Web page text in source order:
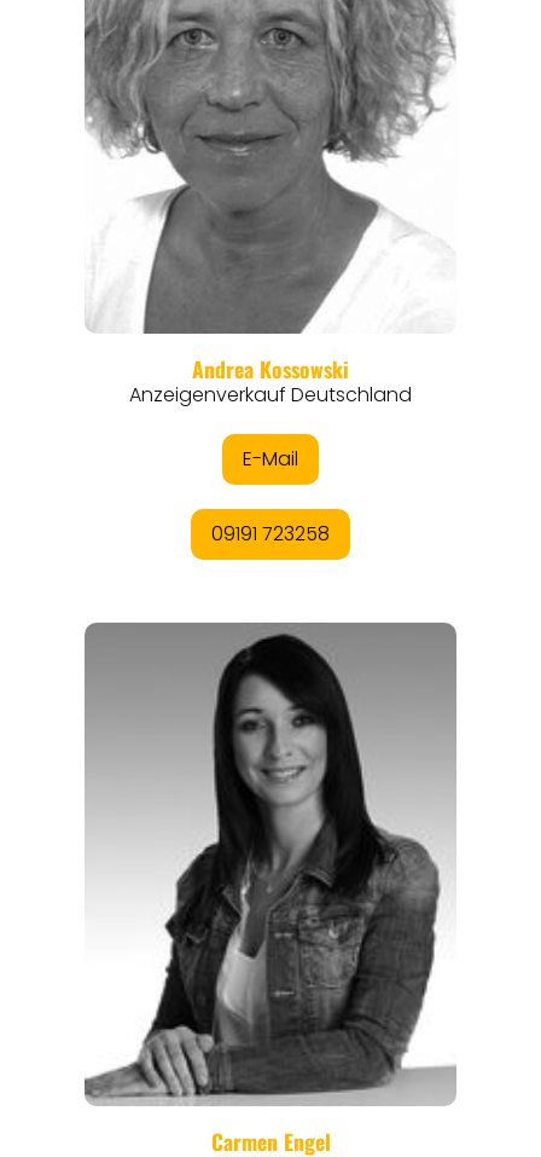
REISEFÜHRER
REISEMAGAZINE
ANGEBOTE